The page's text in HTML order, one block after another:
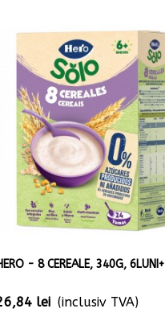
- 8 CEREALE, 340G, 6LUNI+
lei (inclusiv TVA)